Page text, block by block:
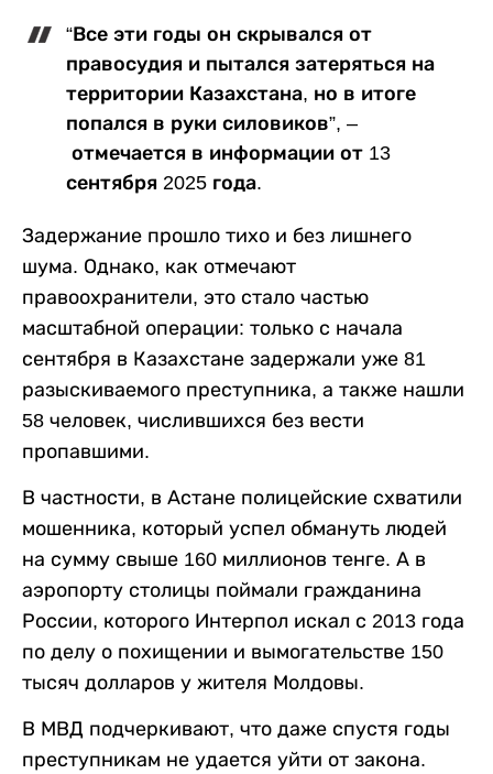
“Все эти годы он скрывался от
правосудия и пытался затеряться на
территории Казахстана, но в итоге
попался в руки силовиков”, –
отмечается в информации от 13
сентября 2025 года.
Задержание прошло тихо и без лишнего
шума. Однако, как отмечают
правоохранители, это стало частью
масштабной операции: только с начала
сентября в Казахстане задержали уже 81
разыскиваемого преступника, а также нашли
58 человек, числившихся без вести
пропавшими.
В частности, в Астане полицейские схватили
мошенника, который успел обмануть людей
на сумму свыше 160 миллионов тенге. А в
аэропорту столицы поймали гражданина
России, которого Интерпол искал с 2013 года
по делу о похищении и вымогательстве 150
тысяч долларов у жителя Молдовы.
В МВД подчеркивают, что даже спустя годы
преступникам не удается уйти от закона.